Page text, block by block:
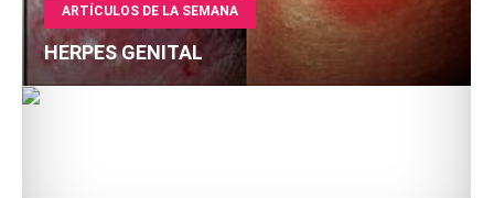
ARTÍCULOS DE LA SEMANA
HERPES GENITAL